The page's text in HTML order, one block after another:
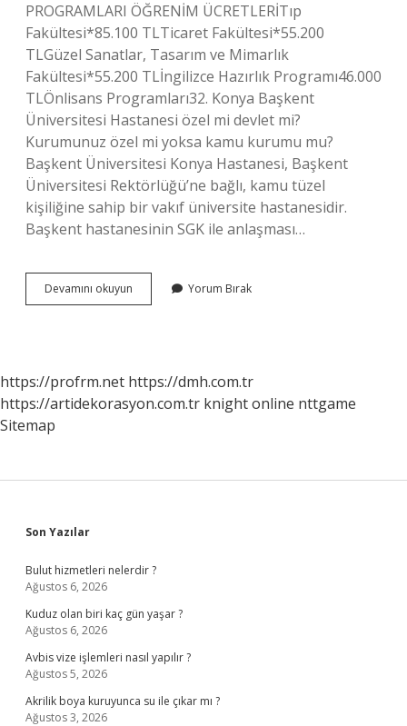
PROGRAMLARI ÖĞRENİM ÜCRETLERİTıp
Fakültesi*85.100 TLTicaret Fakültesi*55.200
TLGüzel Sanatlar, Tasarım ve Mimarlık
Fakültesi*55.200 TLİngilizce Hazırlık Programı46.000
TLÖnlisans Programları32. Konya Başkent
Üniversitesi Hastanesi özel mi devlet mi?
Kurumunuz özel mi yoksa kamu kurumu mu?
Başkent Üniversitesi Konya Hastanesi, Başkent
Üniversitesi Rektörlüğü’ne bağlı, kamu tüzel
kişiliğine sahip bir vakıf üniversite hastanesidir.
Başkent hastanesinin SGK ile anlaşması…
Devamını okuyun Başkent
Üniversitesi
Yorum Bırak
https://profrm.net https://dmh.com.tr
https://artidekorasyon.com.tr knight online nttgame
Sitemap
Sidebar
Son Yazılar
Bulut hizmetleri nelerdir ?
Ağustos 6, 2026
Kuduz olan biri kaç gün yaşar ?
Ağustos 6, 2026
Avbis vize işlemleri nasıl yapılır ?
Ağustos 5, 2026
Akrilik boya kuruyunca su ile çıkar mı ?
Ağustos 3, 2026